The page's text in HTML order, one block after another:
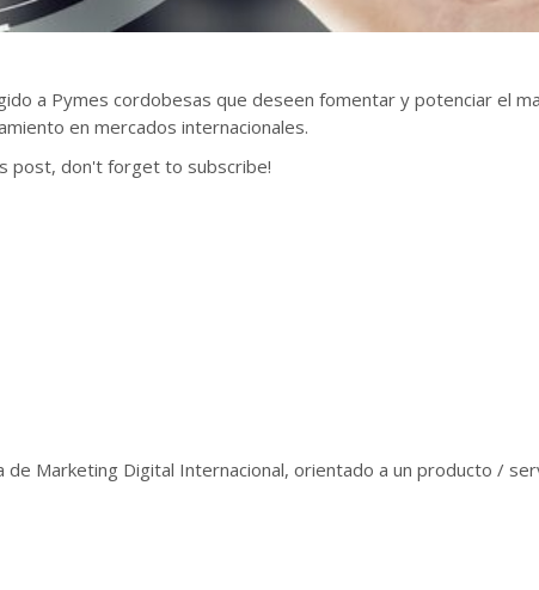
a Pymes cordobesas que deseen fomentar y potenciar el
en mercados internacionales.
post, don't forget to subscribe!
de Marketing Digital Internacional, orientado a un producto /